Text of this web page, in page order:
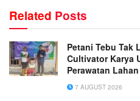
Related Posts
Petani Tebu Tak
Cultivator Karya
Perawatan
7 AUGUST 2026